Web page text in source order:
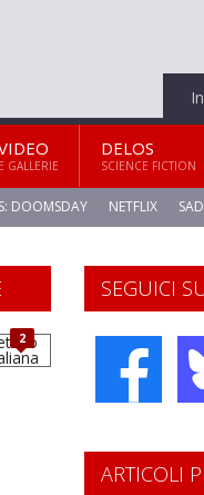
GALLERIE
DELOS
SCIENCE FICTION
DOOMSDAY NETFLIX
SEGUICI
2
ARTICOLI